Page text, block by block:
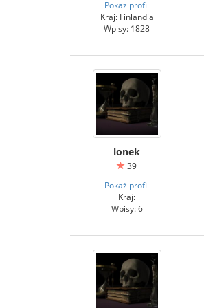
Pokaż profil
Kraj: Finlandia
Wpisy: 1828
lonek
39
Pokaż profil
Kraj:
Wpisy: 6